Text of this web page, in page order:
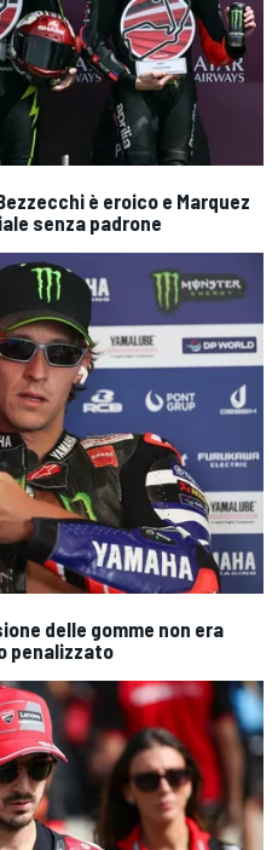
è eroico e Marquez
senza padrone
delle gomme non era
penalizzato